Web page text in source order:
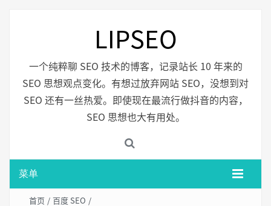
LIPSEO
一个纯粹聊 SEO 技术的博客，记录站长 10 年来的
SEO 思想观点变化。有想过放弃网站 SEO，没想到对
SEO 还有一丝热爱。即使现在最流行做抖音的内容，
SEO 思想也大有用处。
菜单
首页 / 百度 SEO /